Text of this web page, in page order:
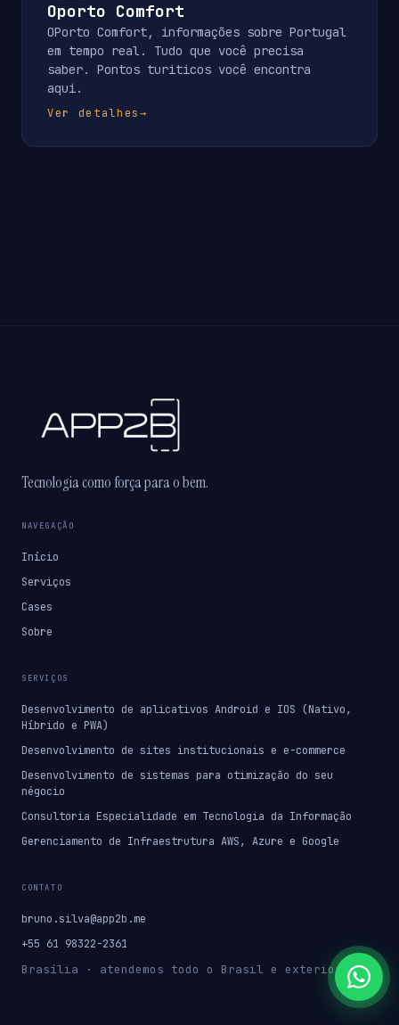
Oporto Comfort
OPorto Comfort, informações sobre Portugal
em tempo real. Tudo que você precisa
saber. Pontos turiticos você encontra
aqui.
Ver detalhes→
Tecnologia como força para o bem.
NAVEGAÇÃO
Início
Serviços
Cases
Sobre
SERVIÇOS
Desenvolvimento de aplicativos Android e IOS (Nativo,
Híbrido e PWA)
Desenvolvimento de sites institucionais e e-commerce
Desenvolvimento de sistemas para otimização do seu
négocio
Consultoria Especialidade em Tecnologia da Informação
Gerenciamento de Infraestrutura AWS, Azure e Google
CONTATO
bruno.silva@app2b.me
+55 61 98322-2361
Brasília · atendemos todo o Brasil e exterior